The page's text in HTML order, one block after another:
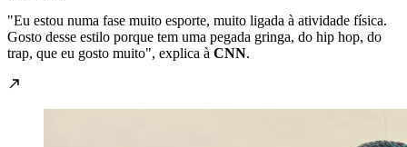
"Eu estou numa fase muito esporte, muito ligada à atividade física.
Gosto desse estilo porque tem uma pegada gringa, do hip hop, do
trap, que eu gosto muito", explica à CNN.